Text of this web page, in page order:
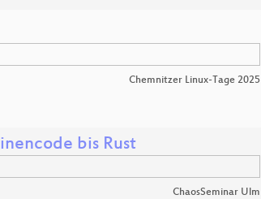
Chemnitzer Linux-Tage 2025
bis Rust
ChaosSeminar Ulm